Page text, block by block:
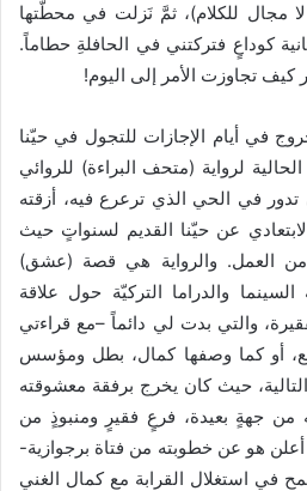
مجال للكلام)، ثمَّ نَزلت في محطّتها
كوداعٍ فتركتني في الحافلةِ حطاماً.
كيف تجاوزت الأمر إلى اليوم!
في أيام الإجازات للتجول في حيّنا
لرواية (متحف البراءة) للروائي
تدور في الحي الذي ترعرع فيه، أزقته
عن حيّنا القديم لسنواتٍ حيث
العمل. والرواية هي قصة (عشق)
والدراما التركيّة حول علاقة
والتي بدت لي دائماً –مع قراءتي
أو كما وصفها كمال، بطل ومؤسس
حيث كان يخرج برفقة معشوقته
من جهةٍ بعيدة، فرعٍ فقيرٍ ومنبوذٍ من
هو عن خطوبته من فتاة برجوازية-
في استغلال القرابة مع كمال الغني